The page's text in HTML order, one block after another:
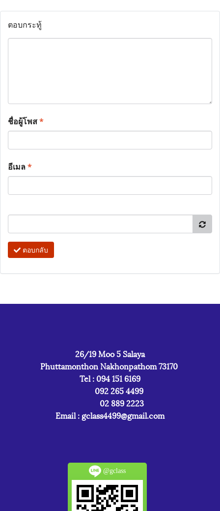
ตอบกระทู้
ชื่อผู้โพส*
อีเมล*
ตอบกลับ
26/19 Moo 5 Salaya
Phuttamonthon Nakhonpathom 73170
Tel : 094 151 6169
092 265 4499
02 889 2223
Email : gclass4499@gmail.com
@gclass